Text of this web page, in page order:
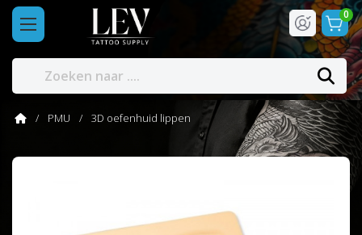
0
PMU 3D oefenhuid lippen